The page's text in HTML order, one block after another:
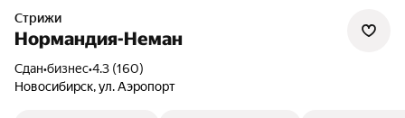
Стрижи
Нормандия-Неман
Сдан•бизнес•4.3 (160)
Новосибирск,ул. Аэропорт